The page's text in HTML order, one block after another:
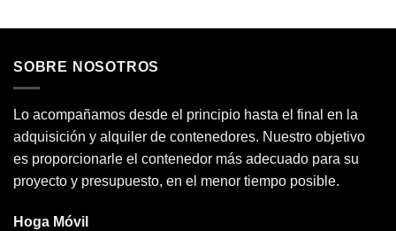
era:
es:
SOBRE NOSOTROS
Lo acompañamos desde el principio hasta el final en la
adquisición y alquiler de contenedores. Nuestro objetivo
es proporcionarle el contenedor más adecuado para su
proyecto y presupuesto, en el menor tiempo posible.
Hoga Móvil